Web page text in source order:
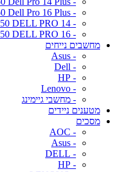
- PB16250 Dell Pro 16 Plus
- PC14250 DELL PRO 14
- PC16250 DELL PRO 16
מחשבים נייחים
- Asus
- Dell
- HP
- Lenovo
- מחשבי גיימינג
מטענים ניידים
מסכים
- AOC
- Asus
- DELL
- HP